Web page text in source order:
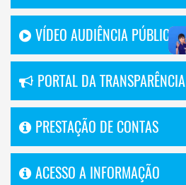
VÍDEO AUDIÊNCIA PÚBLICA
PORTAL DA TRANSPARÊNCIA
PRESTAÇÃO DE CONTAS
ACESSO A INFORMAÇÃO